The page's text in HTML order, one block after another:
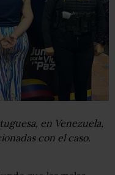
en Venezuela,
con el caso.